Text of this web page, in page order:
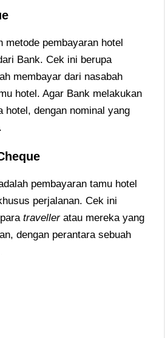
metode pembayaran hotel
Bank. Cek ini berupa
membayar dari nasabah
hotel. Agar Bank melakukan
hotel, dengan nominal yang
pembayaran tamu hotel
perjalanan. Cek ini
travelleratau mereka yang
dengan perantara sebuah